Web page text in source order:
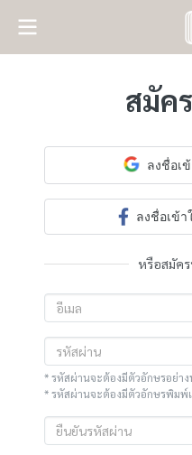
สมัค
ลงชื่อเ
ลงชื่อเข้า
หรือสมัค
* รหัสผ่านจะต้องมีตัวอักษรอย่า
* รหัสผ่านจะต้องมีตัวอักษรพิมพ์